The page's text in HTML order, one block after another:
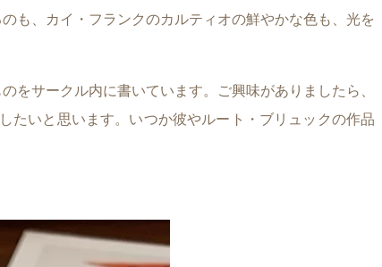
も、カイ・フランクのカルティオの鮮やかな色も、光を
をサークル内に書いています。ご興味がありましたら、
たいと思います。いつか彼やルート・ブリュックの作品